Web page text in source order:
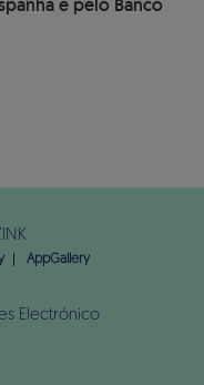
e pelo Banco
AppGallery
Electrónico